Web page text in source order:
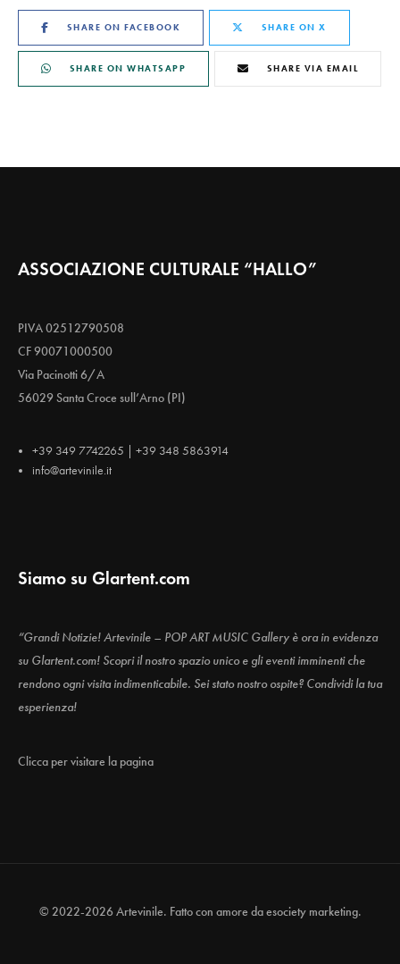
SHARE ON FACEBOOK SHARE ON X
SHARE ON WHATSAPP SHARE VIA EMAIL
ASSOCIAZIONE CULTURALE “HALLO”
PIVA 02512790508
CF 90071000500
Via Pacinotti 6/A
56029 Santa Croce sull’Arno (PI)
+39 349 7742265 | +39 348 5863914
info@artevinile.it
Siamo su Glartent.com
“Grandi Notizie! Artevinile – POP ART MUSIC Gallery è ora in evidenza
su Glartent.com! Scopri il nostro spazio unico e gli eventi imminenti che
rendono ogni visita indimenticabile. Sei stato nostro ospite? Condividi la tua
esperienza!
Clicca per visitare la pagina
© 2022-2026 Artevinile. Fatto con amore daesociety marketing.